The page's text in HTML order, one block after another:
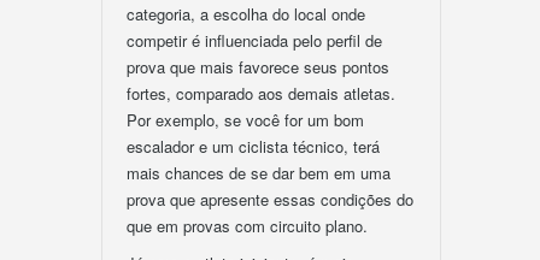
categoria, a escolha do local onde
competir é influenciada pelo perfil de
prova que mais favorece seus pontos
fortes, comparado aos demais atletas.
Por exemplo, se você for um bom
escalador e um ciclista técnico, terá
mais chances de se dar bem em uma
prova que apresente essas condições do
que em provas com circuito plano.